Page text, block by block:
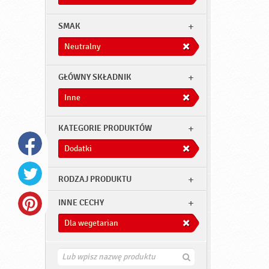
SMAK
Neutralny
GŁÓWNY SKŁADNIK
Inne
KATEGORIE PRODUKTÓW
Dodatki
RODZAJ PRODUKTU
INNE CECHY
Dla wegetarian
Z